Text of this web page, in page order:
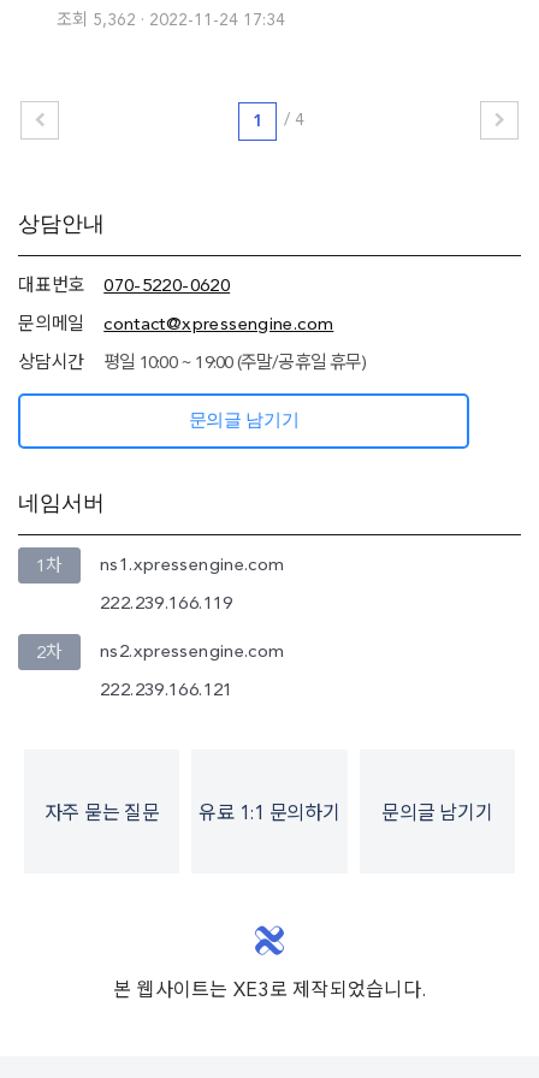
조회 5,362 2022-11-24 17:34
1 / 4
추가
정보
네임서버
정보)
상담안내
대표번호 070-5220-0620
문의메일 contact@xpressengine.com
상담시간 평일 10:00 ~ 19:00 (주말/공휴일 휴무)
문의글 남기기
네임서버
1차 ns1.xpressengine.com
222.239.166.119
2차 ns2.xpressengine.com
222.239.166.121
자주 묻는 질문 유료 1:1 문의하기 문의글 남기기
본 웹사이트는 XE3로 제작되었습니다.